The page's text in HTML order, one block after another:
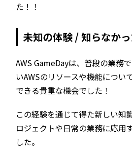
た！！
未知の体験 / 知らなか
AWS GameDayは、普段の業務
いAWSのリソースや機能につい
できる貴重な機会でした！
この経験を通じて得た新しい知
ロジェクトや日常の業務に応用
した。